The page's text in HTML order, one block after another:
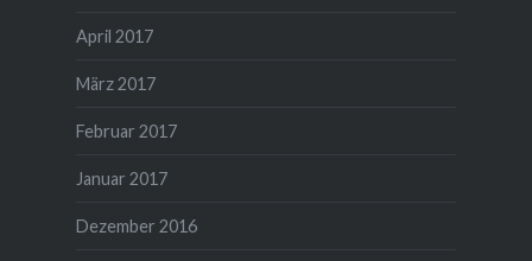
April 2017
März 2017
Februar 2017
Januar 2017
Dezember 2016